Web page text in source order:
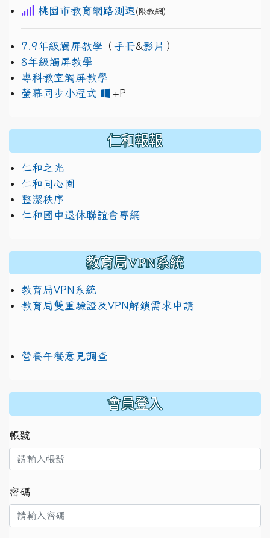
桃園市教育網路測速 (限教網)
7.9年級觸屏教學 （ 手冊&影片 ）
8年級觸屏教學
專科教室觸屏教學
螢幕同步小程式
+P
仁和報報
仁和之光
仁和同心園
整潔秩序
仁和國中退休聯誼會專網
教育局VPN系統
教育局VPN系統
教育局雙重驗證及VPN解鎖需求申請
營養午餐意見調查
會員登入
帳號
密碼